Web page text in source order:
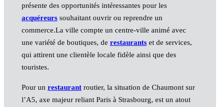
présente des opportunités intéressantes pour les
acquéreurssouhaitant ouvrir ou reprendre un
commerce.La ville compte un centre-ville animé avec
une variété de boutiques, de restaurantset de services,
qui attirent une clientèle locale fidèle ainsi que des
touristes.
Pour un restaurantroutier, la situation de Chaumont sur
l’A5, axe majeur reliant Paris à Strasbourg, est un atout